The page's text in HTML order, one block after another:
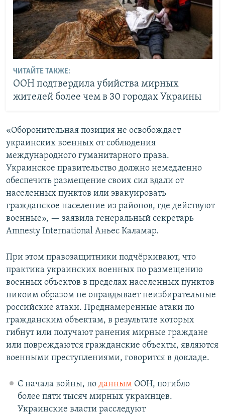
ЧИТАЙТЕ ТАКЖЕ:
ООН подтвердила убийства мирных
жителей более чем в 30 городах Украины
«Оборонительная позиция не освобождает
украинских военных от соблюдения
международного гуманитарного права.
Украинское правительство должно немедленно
обеспечить размещение своих сил вдали от
населенных пунктов или эвакуировать
гражданское население из районов, где действуют
военные», — заявила генеральный секретарь
Amnesty International Аньес Каламар.
При этом правозащитники подчёркивают, что
практика украинских военных по размещению
военных объектов в пределах населенных пунктов
никоим образом не оправдывает неизбирательные
российские атаки. Преднамеренные атаки по
гражданским объектам, в результате которых
гибнут или получают ранения мирные граждане
или повреждаются гражданские объекты, являются
военными преступлениями, говорится в докладе.
С начала войны, по даннымООН, погибло
более пяти тысяч мирных украинцев.
Украинские власти расследуют